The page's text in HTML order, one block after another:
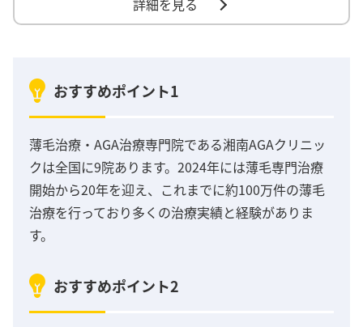
詳細を見る
おすすめポイント1
薄毛治療・AGA治療専門院である湘南AGAクリニッ
クは全国に9院あります。2024年には薄毛専門治療
開始から20年を迎え、これまでに約100万件の薄毛
治療を行っており多くの治療実績と経験がありま
す。
おすすめポイント2